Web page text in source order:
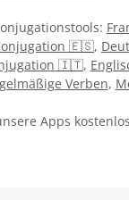
🇪🇸,
🇮🇹,
Verben,
Apps